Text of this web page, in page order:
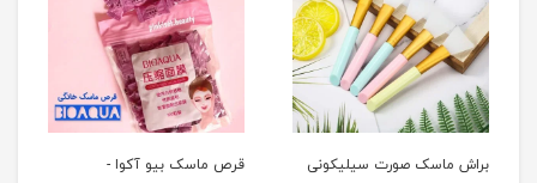
براش ماسک صورت سیلیکونی
قرص ماسک بیو آکوا -